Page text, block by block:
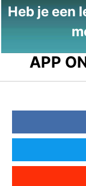
Heb je een
APP